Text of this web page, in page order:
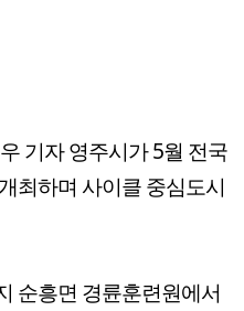
기자 영주시가 5월 전국
최하며 사이클 중심도시
순흥면 경륜훈련원에서